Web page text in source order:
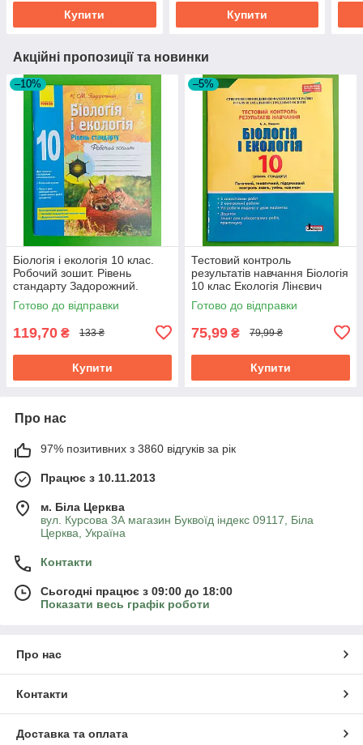
Купити Купити
Акційні пропозиції та новинки
–10%
Біологія і екологія 10 клас.
Робочий зошит. Рівень
стандарту Задорожний.
Ранок
Готово до відправки
119,70 ₴ 133 ₴
Купити
–5%
Тестовий контроль
результатів навчання Біологія
10 клас Екологія Лінєвич
Літера ЛТД
Готово до відправки
75,99 ₴ 79,99 ₴
Купити
Про нас
97% позитивних з 3860 відгуків за рік
Працює з 10.11.2013
м. Біла Церква
вул. Курсова 3А магазин Буквоїд індекс 09117, Біла
Церква, Україна
Контакти
Сьогодні працює з 09:00 до 18:00
Показати весь графік роботи
Про нас
Контакти
Доставка та оплата